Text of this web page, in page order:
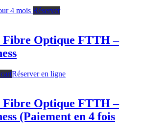
4 mois Réserver
Optique FTTH –
Réserver en ligne
Optique FTTH –
(Paiement en 4 fois